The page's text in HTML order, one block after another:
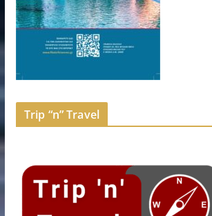
Trip “n” Travel